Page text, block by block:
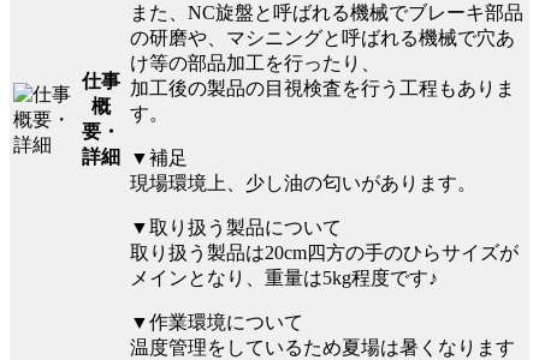
仕事
概
要・
詳細
また、NC旋盤と呼ばれる機械でブレーキ部品
の研磨や、マシニングと呼ばれる機械で穴あ
け等の部品加工を行ったり、
加工後の製品の目視検査を行う工程もありま
す。
▼補足
現場環境上、少し油の匂いがあります。
▼取り扱う製品について
取り扱う製品は20cm四方の手のひらサイズが
メインとなり、重量は5kg程度です♪
▼作業環境について
温度管理をしているため夏場は暑くなります